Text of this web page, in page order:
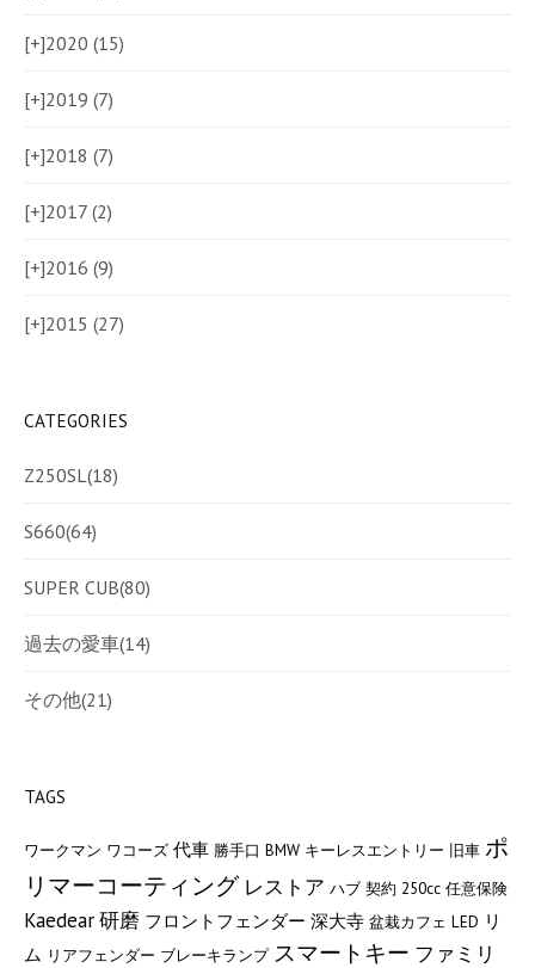
[+]2020 (15)
[+]2019 (7)
[+]2018 (7)
[+]2017 (2)
[+]2016 (9)
[+]2015 (27)
CATEGORIES
Z250SL(18)
S660(64)
SUPER CUB(80)
過去の愛車(14)
その他(21)
TAGS
ワークマン ワコーズ 代車 勝手口 BMW キーレスエントリー 旧車 ポ
リマーコーティング レストア ハブ 契約 250cc 任意保険
Kaedear研磨 フロントフェンダー 深大寺 盆栽カフェ LED リ
ム リアフェンダー ブレーキランプ スマートキー ファミリ